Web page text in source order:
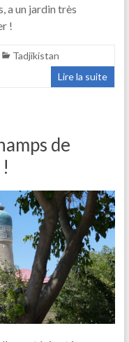
a un jardin très
!
Tadjikistan
Lire la suite
de